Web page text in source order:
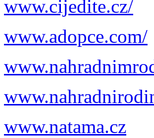
www.cijedite.cz/
www.adopce.com/
www.natama.cz